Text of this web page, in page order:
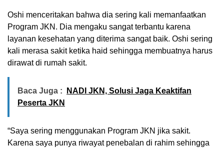
Oshi menceritakan bahwa dia sering kali memanfaatkan
Program JKN. Dia mengaku sangat terbantu karena
layanan kesehatan yang diterima sangat baik. Oshi sering
kali merasa sakit ketika haid sehingga membuatnya harus
dirawat di rumah sakit.
Baca Juga :
NADI JKN, Solusi Jaga Keaktifan
Peserta JKN
“Saya sering menggunakan Program JKN jika sakit.
Karena saya punya riwayat penebalan di rahim sehingga